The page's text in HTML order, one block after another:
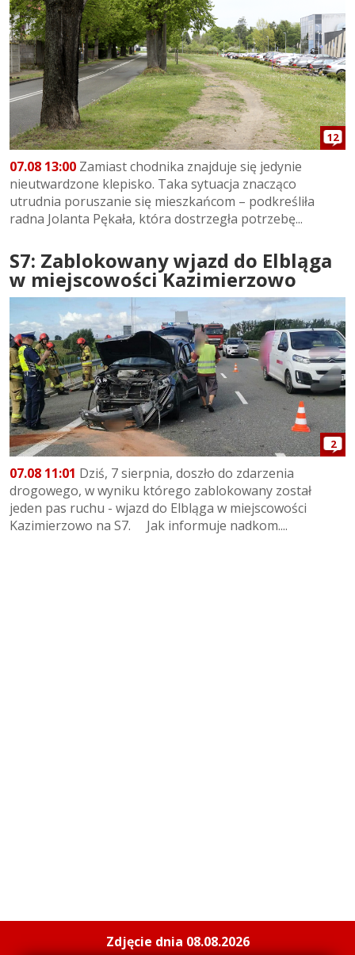
12
07.08 13:00 Zamiast chodnika znajduje się jedynie
nieutwardzone klepisko. Taka sytuacja znacząco
utrudnia poruszanie się mieszkańcom – podkreśliła
radna Jolanta Pękała, która dostrzegła potrzebę...
S7: Zablokowany wjazd do Elbląga
w miejscowości Kazimierzowo
2
07.08 11:01 Dziś, 7 sierpnia, doszło do zdarzenia
drogowego, w wyniku którego zablokowany został
jeden pas ruchu - wjazd do Elbląga w miejscowości
Kazimierzowo na S7. Jak informuje nadkom....
Zdjęcie dnia 08.08.2026